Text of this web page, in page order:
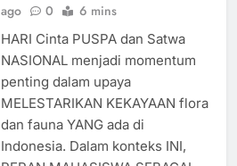
ago
0 6 mins
HARI Cinta PUSPA dan Satwa
NASIONAL menjadi momentum
penting dalam upaya
MELESTARIKAN KEKAYAAN flora
dan fauna YANG ada di
Indonesia. Dalam konteks INI,